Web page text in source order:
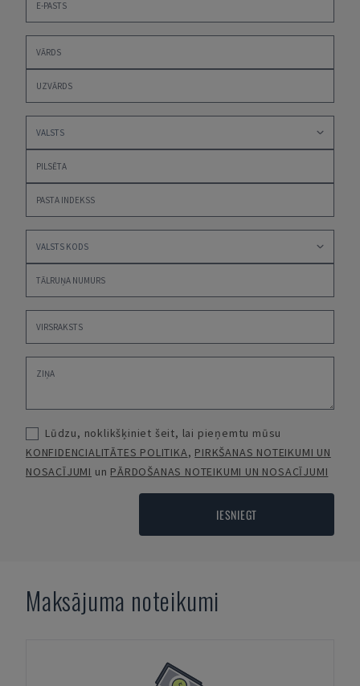
Lūdzu, noklikšķiniet šeit, lai pieņemtu mūsu
KONFIDENCIALITĀTES POLITIKA, PIRKŠANAS NOTEIKUMI UN
NOSACĪJUMI un PĀRDOŠANAS NOTEIKUMI UN NOSACĪJUMI
IESNIEGT
Maksājuma noteikumi